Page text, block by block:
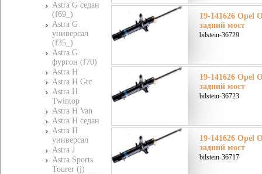
Astra G седан
(f69_)
Astra G
универсал
(f35_)
Astra G
фургон (f70)
Astra H
Astra H Gtc
Astra H
Twintop
Astra H Van
Astra H седан
Astra H
универсал
Astra J
Astra Sports
Tourer (j)
19-141626 Opel
задний мост
bilstein-36729
19-141626 Opel
задний мост
bilstein-36723
19-141626 Opel
задний мост
bilstein-36717